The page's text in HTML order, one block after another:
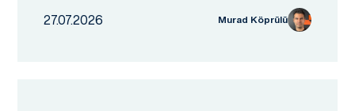
27.07.2026 Murad Köprülü